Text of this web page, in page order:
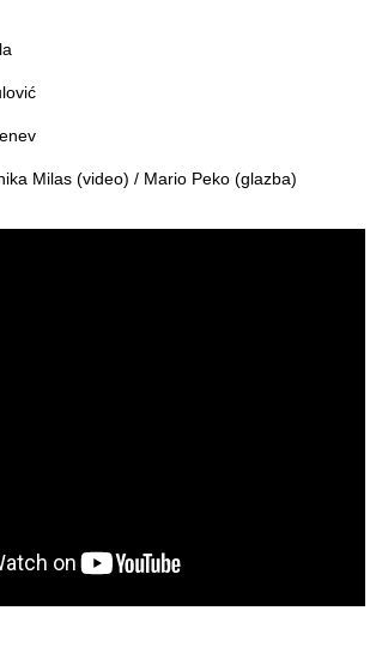
Milas (video) / Mario Peko (glazba)